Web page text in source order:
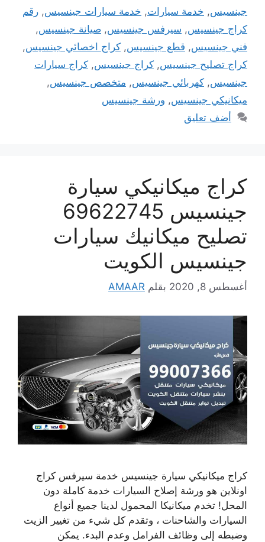
جينسيس, خدمة سيارات, خدمة سيارات جينسيس, رقم
كراج جينسيس, سيرفس جينسيس, صيانة جينسيس,
فني جينسيس, قطع جينسيس, كراج اخصائي جينسيس,
كراج تصليح جينسيس, كراج جينسيس, كراج سيارات
جينسيس, كهربائي جينسيس, متخصص جينسيس,
ميكانيكي جينسيس, ورشة جينسيس
أضف تعليق
كراج ميكانيكي سيارة
جينسيس 69622745
تصليح ميكانيك سيارات
جينسيس الكويت
أغسطس 8, 2020 بقلم AMAAR
كراج ميكانيكي سيارة جينسيس خدمة سيرفس كراج
اونلاين هو ورشة إصلاح السيارات خدمة كاملة دون
المحل! تخدم ميكانيكا المحمول لدينا جميع أنواع
السيارات والشاحنات ، وتقدم كل شيء من تغيير الزيت
وضبطه إلى وظائف الفرامل وعدم البدء. يمكن